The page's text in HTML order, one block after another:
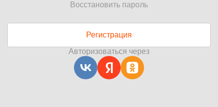
Восстановить пароль
Регистрация
Авторизоваться через